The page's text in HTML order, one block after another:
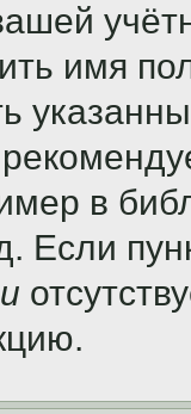
имя
в
Если